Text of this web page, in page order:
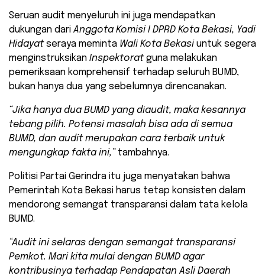
Seruan audit menyeluruh ini juga mendapatkan
dukungan dari Anggota Komisi I DPRD Kota Bekasi, Yadi
Hidayatseraya meminta Wali Kota Bekasi untuk segera
menginstruksikan Inspektoratguna melakukan
pemeriksaan komprehensif terhadap seluruh BUMD,
bukan hanya dua yang sebelumnya direncanakan.
“Jika hanya dua BUMD yang diaudit, maka kesannya
tebang pilih. Potensi masalah bisa ada di semua
BUMD, dan audit merupakan cara terbaik untuk
mengungkap fakta ini,”tambahnya.
Politisi Partai Gerindra itu juga menyatakan bahwa
Pemerintah Kota Bekasi harus tetap konsisten dalam
mendorong semangat transparansi dalam tata kelola
BUMD.
“Audit ini selaras dengan semangat transparansi
Pemkot. Mari kita mulai dengan BUMD agar
kontribusinya terhadap Pendapatan Asli Daerah